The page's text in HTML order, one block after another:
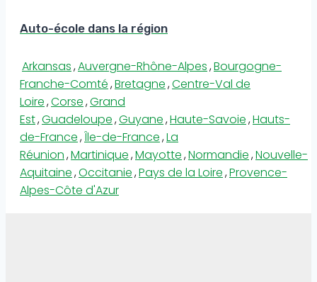
Auto-école dans la région
Arkansas,Auvergne-Rhône-Alpes,Bourgogne-
Franche-Comté,Bretagne,Centre-Val de
Loire,Corse,Grand
Est,Guadeloupe,Guyane,Haute-Savoie,Hauts-
de-France,Île-de-France,La
Réunion,Martinique,Mayotte,Normandie,Nouvelle-
Aquitaine,Occitanie,Pays de la Loire,Provence-
Alpes-Côte d'Azur